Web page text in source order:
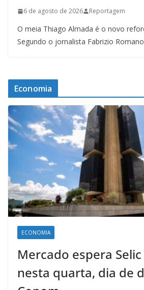
6 de agosto de 2026 Reportagem
O meia Thiago Almada é o novo
Segundo o jornalista Fabrizio
Economia
ECONOMIA
Mercado espera
nesta quarta, dia de